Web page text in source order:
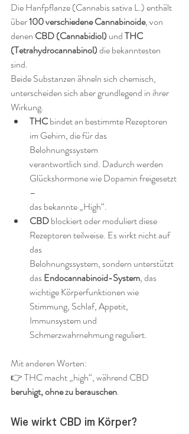
Die Hanfpflanze (Cannabis sativa L.) enthält
über 100 verschiedene Cannabinoide, von
denen CBD (Cannabidiol) und THC
(Tetrahydrocannabinol) die bekanntesten
sind.
Beide Substanzen ähneln sich chemisch,
unterscheiden sich aber grundlegend in ihrer
Wirkung.
THC bindet an bestimmte Rezeptoren
im Gehirn, die für das
Belohnungssystem
verantwortlich sind. Dadurch werden
Glückshormone wie Dopamin freigesetzt
–
das bekannte „High“.
CBD blockiert oder moduliert diese
Rezeptoren teilweise. Es wirkt nicht auf
das
Belohnungssystem, sondern unterstützt
das Endocannabinoid-System, das
wichtige Körperfunktionen wie
Stimmung, Schlaf, Appetit,
Immunsystem und
Schmerzwahrnehmung reguliert.
Mit anderen Worten:
👉 THC macht „high“, während CBD
beruhigt, ohne zu berauschen.
Wie wirkt CBD im Körper?